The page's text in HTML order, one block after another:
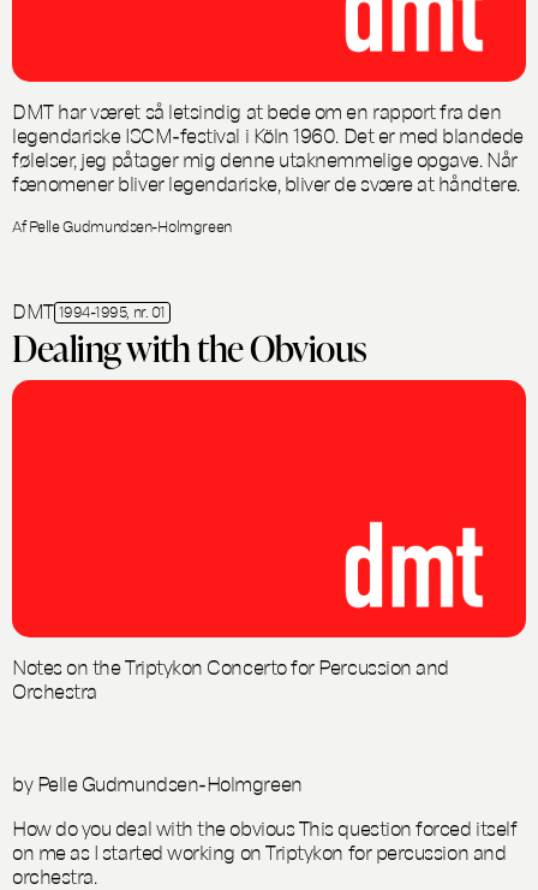
DMT har været så letsindig at bede om en rapport fra den
legendariske ISCM-festival i Köln 1960. Det er med blandede
følelser, jeg påtager mig denne utaknemmelige opgave. Når
fænomener bliver legendariske, bliver de svære at håndtere.
Af Pelle Gudmundsen-Holmgreen
DMT 1994-1995, nr. 01
Dealing with the Obvious
Notes on the Triptykon Concerto for Percussion and
Orchestra
by Pelle Gudmundsen-Holmgreen
How do you deal with theobviousThis question forced itself
on me as I started working onTriptykon for percussion and
orchestra.